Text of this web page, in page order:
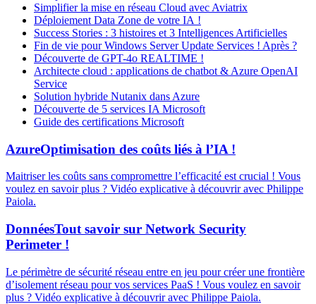
Simplifier la mise en réseau Cloud avec Aviatrix
Déploiement Data Zone de votre IA !
Success Stories : 3 histoires et 3 Intelligences Artificielles
Fin de vie pour Windows Server Update Services ! Après ?
Découverte de GPT-4o REALTIME !
Architecte cloud : applications de chatbot & Azure OpenAI
Service
Solution hybride Nutanix dans Azure
Découverte de 5 services IA Microsoft
Guide des certifications Microsoft
AzureOptimisation des coûts liés à l’IA !
Maitriser les coûts sans compromettre l’efficacité est crucial ! Vous
voulez en savoir plus ? Vidéo explicative à découvrir avec Philippe
Paiola.
DonnéesTout savoir sur Network Security
Perimeter !
Le périmètre de sécurité réseau entre en jeu pour créer une frontière
d’isolement réseau pour vos services PaaS ! Vous voulez en savoir
plus ? Vidéo explicative à découvrir avec Philippe Paiola.